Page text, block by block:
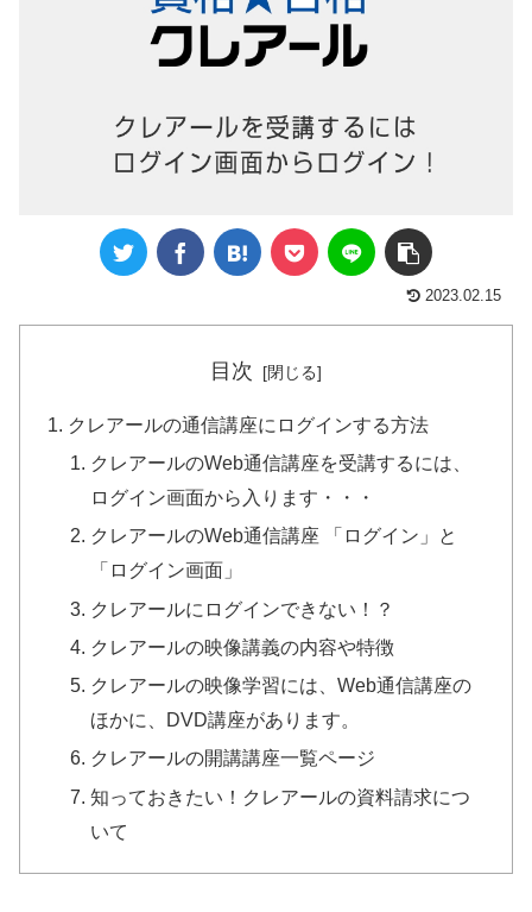
2023.02.15
目次
クレアールの通信講座にログインする方法
クレアールのWeb通信講座を受講するには、
ログイン画面から入ります・・・
クレアールのWeb通信講座 「ログイン」と
「ログイン画面」
クレアールにログインできない！？
クレアールの映像講義の内容や特徴
クレアールの映像学習には、Web通信講座の
ほかに、DVD講座があります。
クレアールの開講講座一覧ページ
知っておきたい！クレアールの資料請求につ
いて